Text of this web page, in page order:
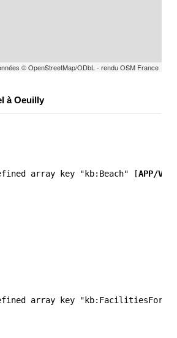
© OpenStreetMap/ODbL - rendu OSM France
à Oeuilly
array key "kb:Beach" [APP/
array key